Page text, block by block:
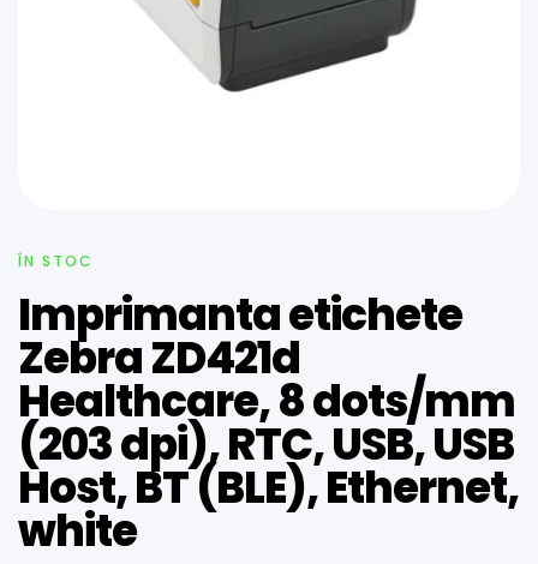
ÎN STOC
Imprimanta etichete
Zebra ZD421d
Healthcare, 8 dots/mm
(203 dpi), RTC, USB, USB
Host, BT (BLE), Ethernet,
white